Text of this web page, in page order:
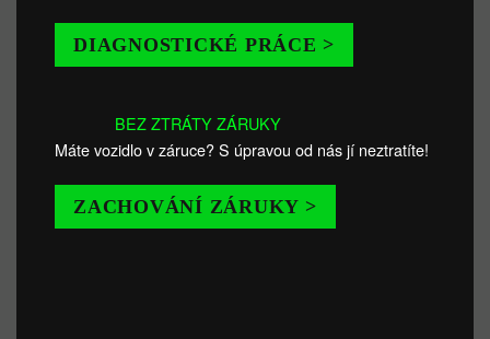
DIAGNOSTICKÉ PRÁCE >
BEZ ZTRÁTY ZÁRUKY
Máte vozidlo v záruce? S úpravou od nás jí neztratíte!
ZACHOVÁNÍ ZÁRUKY >